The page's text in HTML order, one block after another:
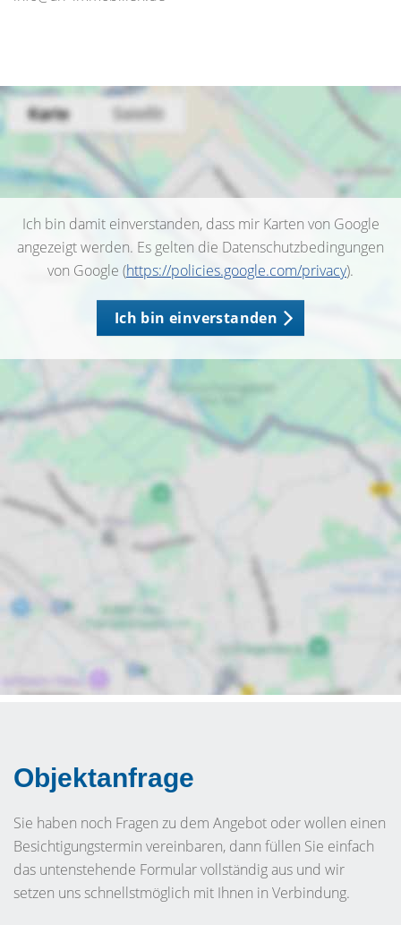
Ich bin damit einverstanden, dass mir Karten von Google
angezeigt werden. Es gelten die Datenschutzbedingungen
von Google (https://policies.google.com/privacy).
Ich bin einverstanden
Objektanfrage
Sie haben noch Fragen zu dem Angebot oder wollen einen
Besichtigungstermin vereinbaren, dann füllen Sie einfach
das untenstehende Formular vollständig aus und wir
setzen uns schnellstmöglich mit Ihnen in Verbindung.